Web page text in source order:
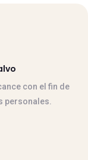
con el fin de
personales.